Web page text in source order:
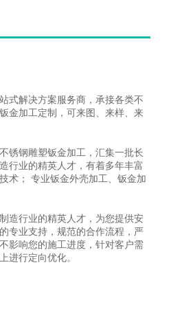
式解决方案服务商，承接各类不
金加工定制，可来图、来样、来
锈钢雕塑钣金加工，汇集一批长
行业的精英人才，有着多年丰富
术； 专业钣金外壳加工、钣金加
造行业的精英人才，为您提供安
专业支持，规范的合作流程，严
影响您的施工进度，针对客户需
进行定向优化。